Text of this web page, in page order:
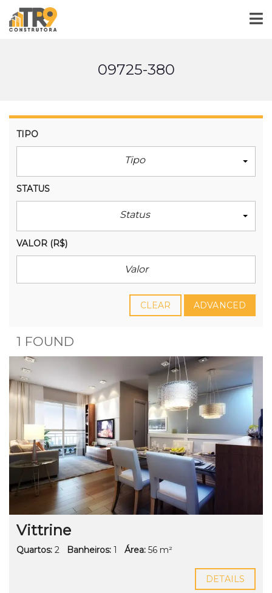
09725-380
TIPO
Tipo
STATUS
Status
VALOR (R$)
CLEAR ADVANCED
1 FOUND
Vittrine
Quartos: 2 Banheiros: 1 Área: 56 m²
DETAILS